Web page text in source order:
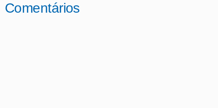
Comentários